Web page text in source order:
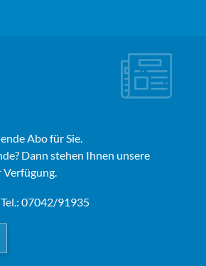
Abo für Sie.
Dann stehen Ihnen unsere
07042/91935